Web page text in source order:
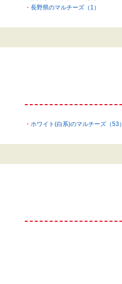
長野県のマルチーズ（1）
ホワイト(白系)のマルチーズ（53）